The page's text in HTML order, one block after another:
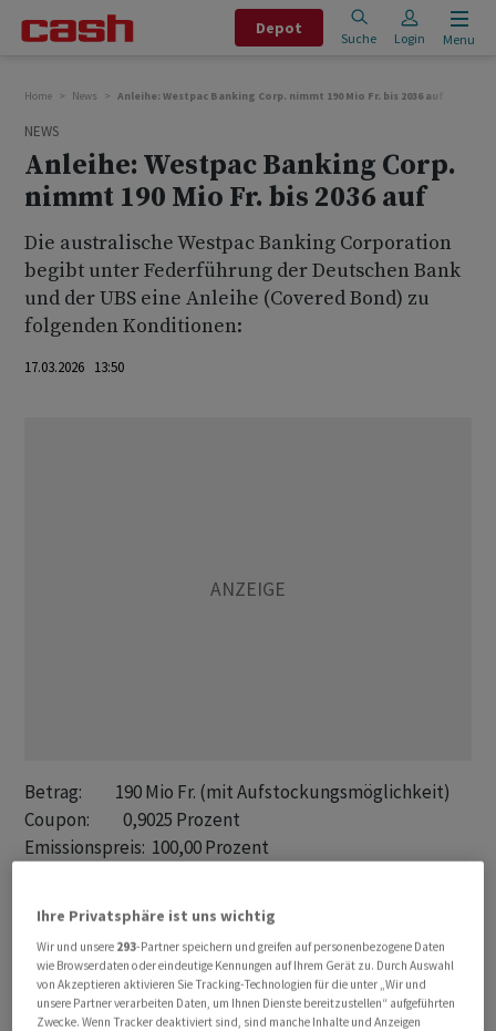
Depot
Suche Login Menu
Home News Anleihe: Westpac Banking Corp. nimmt 190 Mio Fr. bis 2036 auf
NEWS
Anleihe: Westpac Banking Corp.
nimmt 190 Mio Fr. bis 2036 auf
Die australische Westpac Banking Corporation
begibt unter Federführung der Deutschen Bank
und der UBS eine Anleihe (Covered Bond) zu
folgenden Konditionen:
17.03.2026 13:50
Betrag:          190 Mio Fr. (mit Aufstockungsmöglichkeit)
Coupon:          0,9025 Prozent
Emissionspreis:  100,00 Prozent
Spread (MS):     +34 BP
Spread (Govt.):  +57 BP
ISIN:            CH1540977209
Rating:          Aaa/AAA (Moody's/Fitch)
Ihre Privatsphäre ist uns wichtig
Wir und unsere 293-Partner speichern und greifen auf personenbezogene Daten
wie Browserdaten oder eindeutige Kennungen auf Ihrem Gerät zu. Durch Auswahl
von Akzeptieren aktivieren Sie Tracking-Technologien für die unter „Wir und
unsere Partner verarbeiten Daten, um Ihnen Dienste bereitzustellen“ aufgeführten
Zwecke. Wenn Tracker deaktiviert sind, sind manche Inhalte und Anzeigen